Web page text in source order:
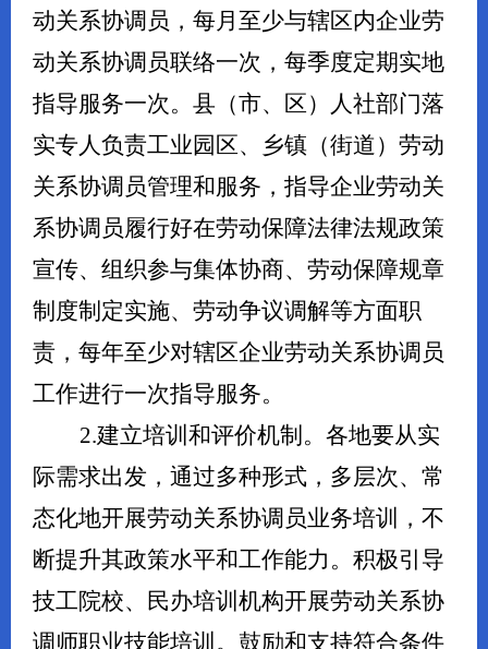
动关系协调员，每月至少与辖区内企业劳
动关系协调员联络一次，每季度定期实地
指导服务一次。县（市、区）人社部门落
实专人负责工业园区、乡镇（街道）劳动
关系协调员管理和服务，指导企业劳动关
系协调员履行好在劳动保障法律法规政策
宣传、组织参与集体协商、劳动保障规章
制度制定实施、劳动争议调解等方面职
责，每年至少对辖区企业劳动关系协调员
工作进行一次指导服务。
2.建立培训和评价机制。各地要从实
际需求出发，通过多种形式，多层次、常
态化地开展劳动关系协调员业务培训，不
断提升其政策水平和工作能力。积极引导
技工院校、民办培训机构开展劳动关系协
调师职业技能培训。鼓励和支持符合条件